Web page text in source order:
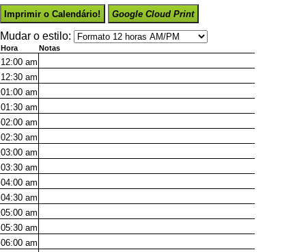
Imprimir o Calendário! Google Cloud Print
Mudar o estilo:
Hora Notas
12:00 am
12:30 am
01:00 am
01:30 am
02:00 am
02:30 am
03:00 am
03:30 am
04:00 am
04:30 am
05:00 am
05:30 am
06:00 am